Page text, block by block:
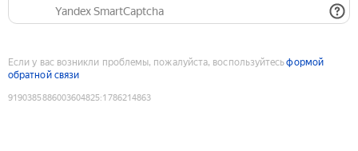
Yandex SmartCaptcha
Если у вас возникли проблемы, пожалуйста, воспользуйтесьформой
обратной связи
9190385886003604825:1786214863